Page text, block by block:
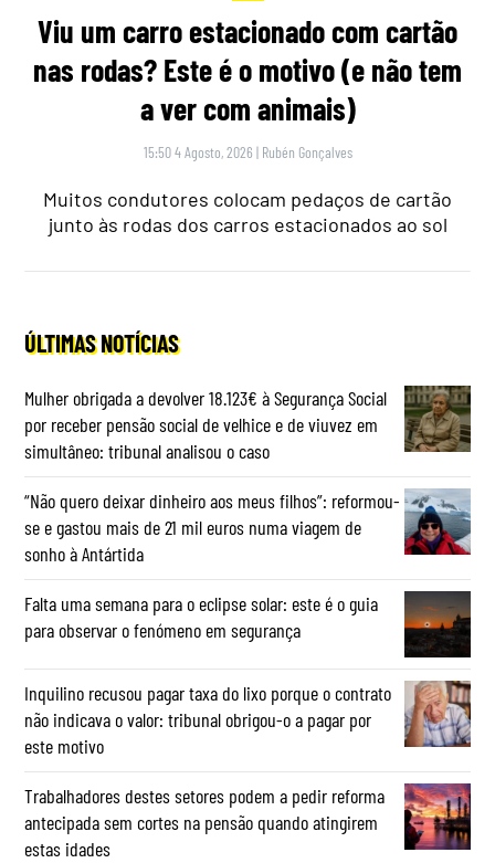
Viu um carro estacionado com cartão
nas rodas? Este é o motivo (e não tem
a ver com animais)
15:50 4 Agosto, 2026 | Rubén Gonçalves
Muitos condutores colocam pedaços de cartão
junto às rodas dos carros estacionados ao sol
ÚLTIMAS NOTÍCIAS
Mulher obrigada a devolver 18.123€ à Segurança Social
por receber pensão social de velhice e de viuvez em
simultâneo: tribunal analisou o caso
“Não quero deixar dinheiro aos meus filhos”: reformou-
se e gastou mais de 21 mil euros numa viagem de
sonho à Antártida
Falta uma semana para o eclipse solar: este é o guia
para observar o fenómeno em segurança
Inquilino recusou pagar taxa do lixo porque o contrato
não indicava o valor: tribunal obrigou-o a pagar por
este motivo
Trabalhadores destes setores podem a pedir reforma
antecipada sem cortes na pensão quando atingirem
estas idades